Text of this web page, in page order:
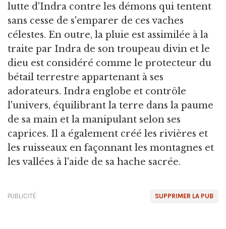
lutte d'Indra contre les démons qui tentent
sans cesse de s'emparer de ces vaches
célestes. En outre, la pluie est assimilée à la
traite par Indra de son troupeau divin et le
dieu est considéré comme le protecteur du
bétail terrestre appartenant à ses
adorateurs. Indra englobe et contrôle
l'univers, équilibrant la terre dans la paume
de sa main et la manipulant selon ses
caprices. Il a également créé les rivières et
les ruisseaux en façonnant les montagnes et
les vallées à l'aide de sa hache sacrée.
SUPPRIMER LA PUB
PUBLICITÉ